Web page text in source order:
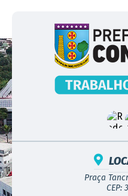
Praça
CEP: